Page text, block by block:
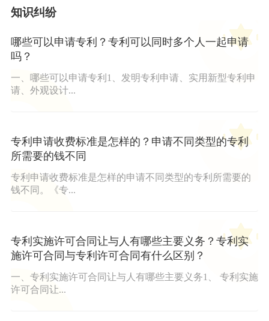
知识纠纷
哪些可以申请专利？专利可以同时多个人一起申请
吗？
一、哪些可以申请专利1、发明专利申请、实用新型专利申
请、外观设计...
专利申请收费标准是怎样的？申请不同类型的专利
所需要的钱不同
专利申请收费标准是怎样的申请不同类型的专利所需要的
钱不同。《专...
专利实施许可合同让与人有哪些主要义务？专利实
施许可合同与专利许可合同有什么区别？
一、专利实施许可合同让与人有哪些主要义务1、 专利实施
许可合同让...